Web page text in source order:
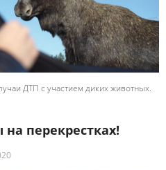
ДТП с участием диких животных.
перекрестках!